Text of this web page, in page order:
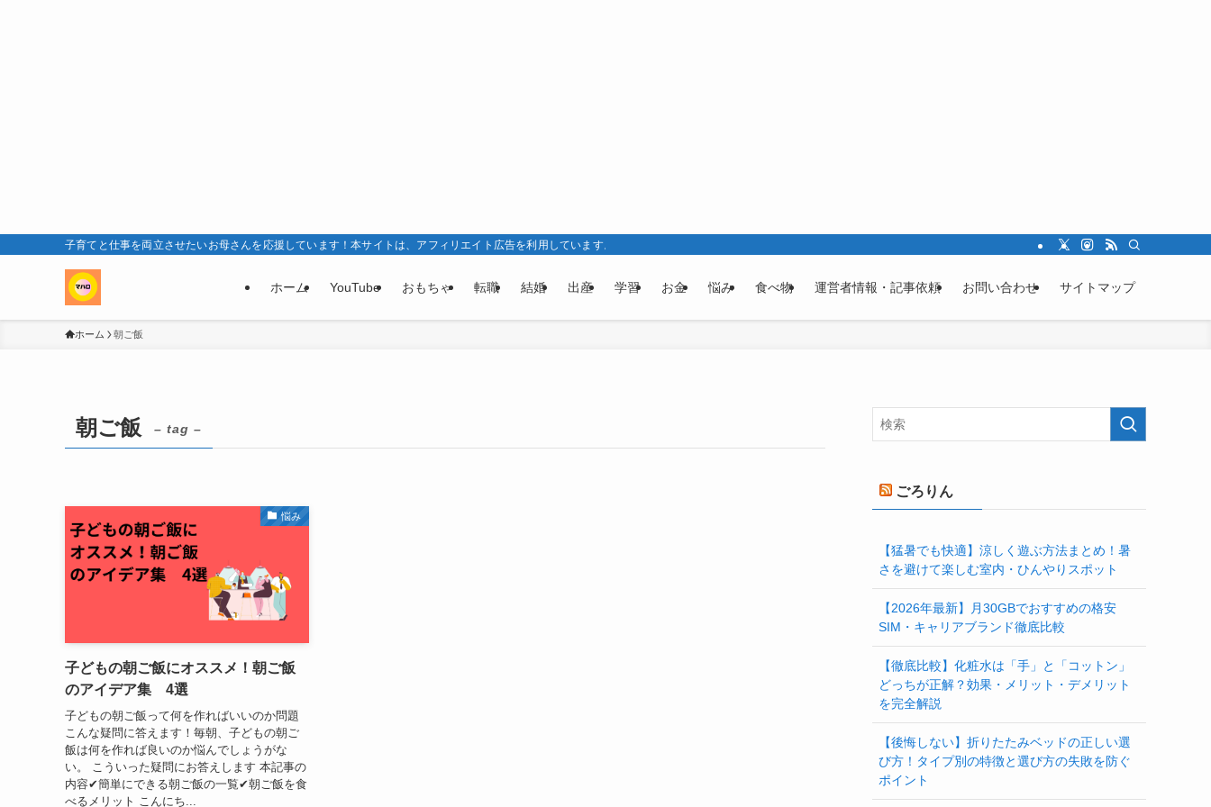
子育てと仕事を両立させたいお母さんを応援しています！本サイトは、アフィリエイト広告を利用しています。
ホーム YouTube おもちゃ 転職 結婚 出産 学習 お金 悩み 食べ物 運営者情報・記事依頼 お問い合わせ サイトマップ
ホーム 朝ご飯
朝ご飯 – tag –
悩み
子どもの朝ご飯にオススメ！朝ご飯
のアイデア集 4選
子どもの朝ご飯って何を作ればいいのか問題
こんな疑問に答えます！毎朝、子どもの朝ご
飯は何を作れば良いのか悩んでしょうがな
い。 こういった疑問にお答えします 本記事の
内容✔簡単にできる朝ご飯の一覧✔朝ご飯を食
べるメリット こんにち...
ごろりん
【猛暑でも快適】涼しく遊ぶ方法まとめ！暑
さを避けて楽しむ室内・ひんやりスポット
【2026年最新】月30GBでおすすめの格安
SIM・キャリアブランド徹底比較
【徹底比較】化粧水は「手」と「コットン」
どっちが正解？効果・メリット・デメリット
を完全解説
【後悔しない】折りたたみベッドの正しい選
び方！タイプ別の特徴と選び方の失敗を防ぐ
ポイント